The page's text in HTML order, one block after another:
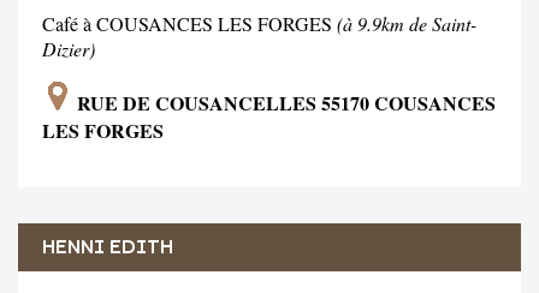
Café à COUSANCES LES FORGES (à 9.9km de Saint-
Dizier)
RUE DE COUSANCELLES 55170 COUSANCES
LES FORGES
HENNI EDITH